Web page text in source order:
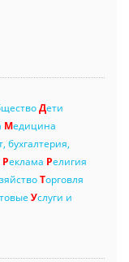
Дети
Медицина
бухгалтерия,
Реклама Религия
Торговля
Услуги и